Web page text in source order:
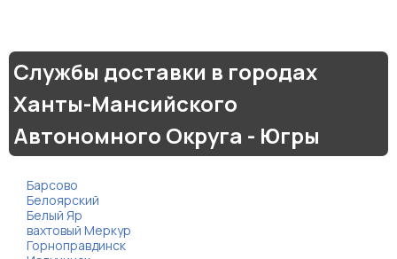
Службы доставки в городах
Ханты-Мансийского
Автономного Округа - Югры
Барсово
Белоярский
Белый Яр
вахтовый Меркур
Горноправдинск